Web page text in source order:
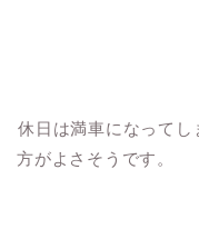
休日は満車になってし
方がよさそうです。